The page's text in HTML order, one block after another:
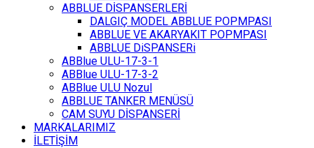
ABBLUE DİSPANSERLERİ
DALGIÇ MODEL ABBLUE POPMPASI
ABBLUE VE AKARYAKIT POPMPASI
ABBLUE DiSPANSERi
ABBlue ULU-17-3-1
ABBlue ULU-17-3-2
ABBlue ULU Nozul
ABBLUE TANKER MENÜSÜ
CAM SUYU DİSPANSERİ
MARKALARIMIZ
İLETİŞİM